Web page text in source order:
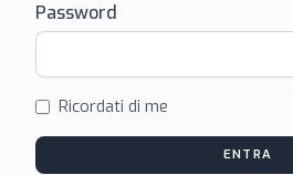
Password
Ricordati di me
ENTRA